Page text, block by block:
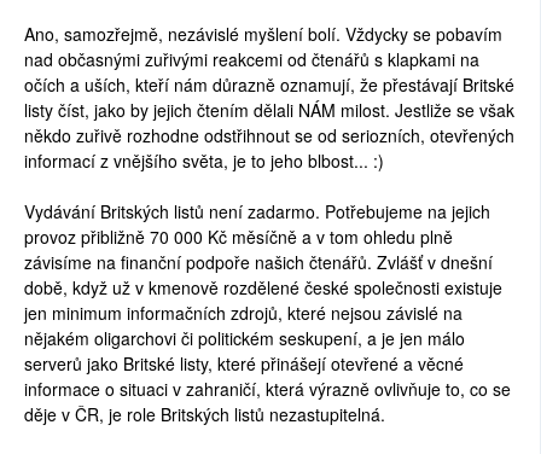
Ano, samozřejmě, nezávislé myšlení bolí. Vždycky se pobavím
nad občasnými zuřivými reakcemi od čtenářů s klapkami na
očích a uších, kteří nám důrazně oznamují, že přestávají Britské
listy číst, jako by jejich čtením dělali NÁM milost. Jestliže se však
někdo zuřivě rozhodne odstřihnout se od seriozních, otevřených
informací z vnějšího světa, je to jeho blbost... :)
Vydávání Britských listů není zadarmo. Potřebujeme na jejich
provoz přibližně 70 000 Kč měsíčně a v tom ohledu plně
závisíme na finanční podpoře našich čtenářů. Zvlášť v dnešní
době, když už v kmenově rozdělené české společnosti existuje
jen minimum informačních zdrojů, které nejsou závislé na
nějakém oligarchovi či politickém seskupení, a je jen málo
serverů jako Britské listy, které přinášejí otevřené a věcné
informace o situaci v zahraničí, která výrazně ovlivňuje to, co se
děje v ČR, je role Britských listů nezastupitelná.